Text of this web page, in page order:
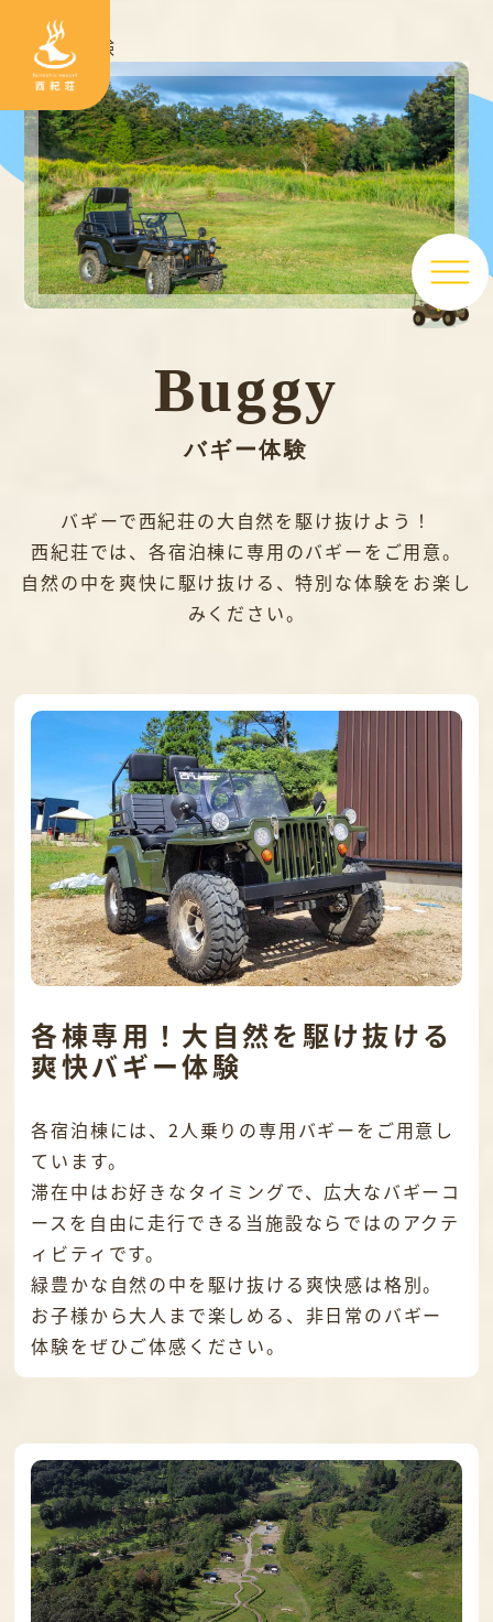
バギー体験
Buggy
バギー体験
バギーで西紀荘の大自然を駆け抜けよう！
西紀荘では、各宿泊棟に専用のバギーをご用意。
自然の中を爽快に駆け抜ける、特別な体験をお楽し
みください。
各棟専用！大自然を駆け抜ける
爽快バギー体験
各宿泊棟には、2人乗りの専用バギーをご用意し
ています。
滞在中はお好きなタイミングで、広大なバギーコ
ースを自由に走行できる当施設ならではのアクテ
ィビティです。
緑豊かな自然の中を駆け抜ける爽快感は格別。
お子様から大人まで楽しめる、非日常のバギー
体験をぜひご体感ください。